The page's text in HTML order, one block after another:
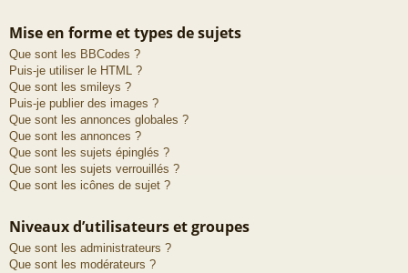
Mise en forme et types de sujets
Que sont les BBCodes ?
Puis-je utiliser le HTML ?
Que sont les smileys ?
Puis-je publier des images ?
Que sont les annonces globales ?
Que sont les annonces ?
Que sont les sujets épinglés ?
Que sont les sujets verrouillés ?
Que sont les icônes de sujet ?
Niveaux d’utilisateurs et groupes
Que sont les administrateurs ?
Que sont les modérateurs ?